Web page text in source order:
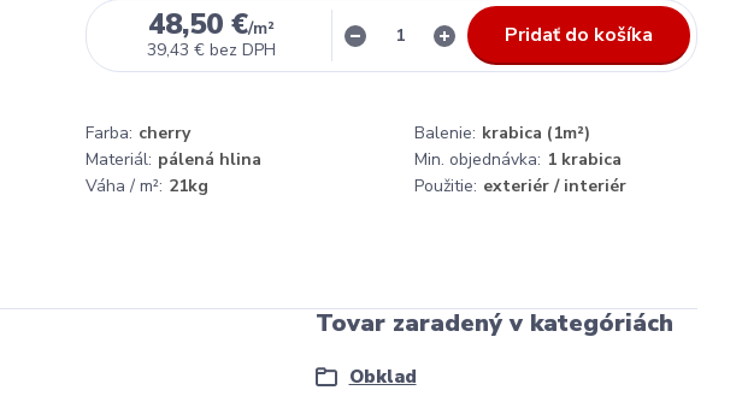
48,50 €/m²
39,43 € bez DPH
Pridať do košíka
Farba: cherry Balenie: krabica (1m²)
Materiál: pálená hlina Min. objednávka: 1 krabica
Váha / m²: 21kg Použitie: exteriér / interiér
Tovar zaradený v kategóriách
Obklad